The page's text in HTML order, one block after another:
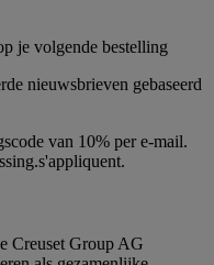
je volgende bestelling
nieuwsbrieven gebaseerd
van 10% per e-mail.
Creuset Group AG